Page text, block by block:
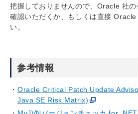
把握しておりませんので、Oracle 社
確認いただくか、もしくは直接 Oracle
い。
参考情報
Oracle Critical Patch Update
Java SE Risk Matrix)